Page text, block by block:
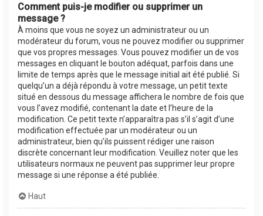
Comment puis-je modifier ou supprimer un
message ?
À moins que vous ne soyez un administrateur ou un
modérateur du forum, vous ne pouvez modifier ou supprimer
que vos propres messages. Vous pouvez modifier un de vos
messages en cliquant le bouton adéquat, parfois dans une
limite de temps après que le message initial ait été publié. Si
quelqu’un a déjà répondu à votre message, un petit texte
situé en dessous du message affichera le nombre de fois que
vous l’avez modifié, contenant la date et l’heure de la
modification. Ce petit texte n’apparaîtra pas s’il s’agit d’une
modification effectuée par un modérateur ou un
administrateur, bien qu’ils puissent rédiger une raison
discrète concernant leur modification. Veuillez noter que les
utilisateurs normaux ne peuvent pas supprimer leur propre
message si une réponse a été publiée.
Haut